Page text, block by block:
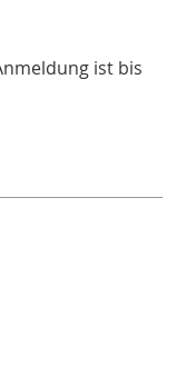
ist bis